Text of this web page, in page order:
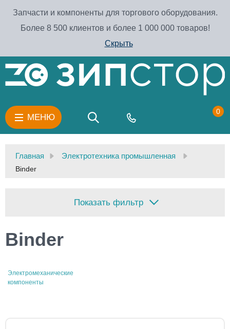
Запчасти и компоненты для торгового оборудования.
Более 8 500 клиентов и более 1 000 000 товаров!
Скрыть
МЕНЮ
0
Главная Электротехника промышленная
Binder
Показать фильтр
Binder
Электромеханические
компоненты